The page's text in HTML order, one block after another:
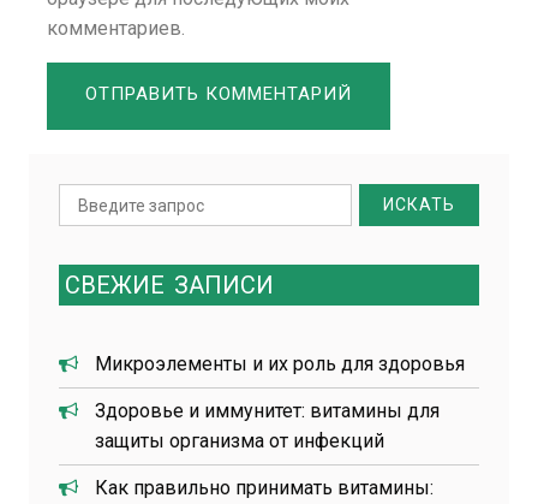
комментариев.
Search
for:
СВЕЖИЕ ЗАПИСИ
Микроэлементы и их роль для здоровья
Здоровье и иммунитет: витамины для
защиты организма от инфекций
Как правильно принимать витамины: